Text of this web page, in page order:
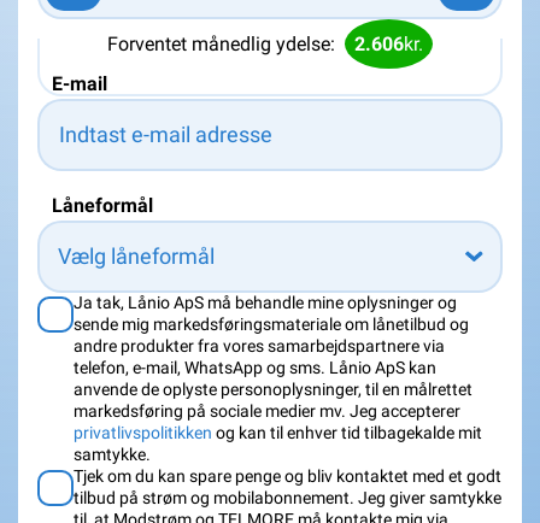
Forventet månedlig ydelse: 2.606kr.
E-mail
Låneformål
Vælg låneformål
Ja tak, Lånio ApS må behandle mine oplysninger og
sende mig markedsføringsmateriale om lånetilbud og
andre produkter fra vores samarbejdspartnere via
telefon, e-mail, WhatsApp og sms. Lånio ApS kan
anvende de oplyste personoplysninger, til en målrettet
markedsføring på sociale medier mv. Jeg accepterer
privatlivspolitikken og kan til enhver tid tilbagekalde mit
samtykke.
Tjek om du kan spare penge og bliv kontaktet med et godt
tilbud på strøm og mobilabonnement. Jeg giver samtykke